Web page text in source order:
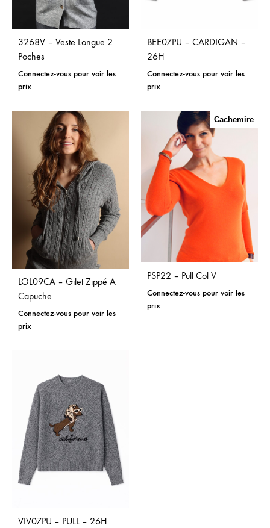
3268V – Veste Longue 2
Poches
Connectez-vous pour voir les
prix
BEE07PU – CARDIGAN –
26H
Connectez-vous pour voir les
prix
LOL09CA – Gilet Zippé A
Capuche
Connectez-vous pour voir les
prix
Cachemire
PSP22 – Pull Col V
Connectez-vous pour voir les
prix
VIV07PU – PULL – 26H